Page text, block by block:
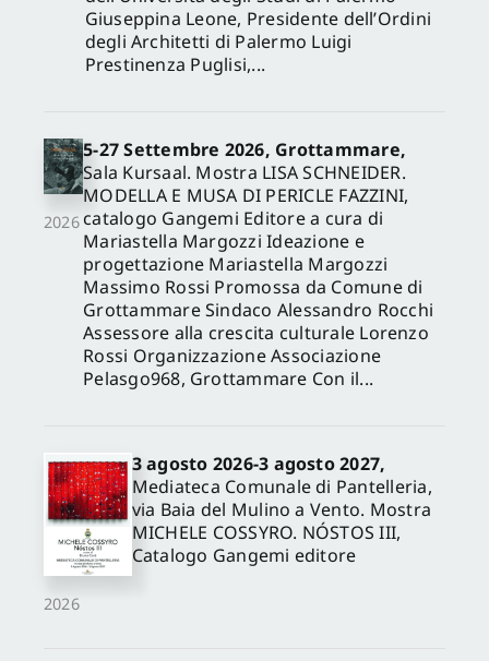
Giuseppina Leone, Presidente dell’Ordini
degli Architetti di Palermo Luigi
Prestinenza Puglisi,...
2026
5-27 Settembre 2026, Grottammare,
Sala Kursaal. Mostra LISA SCHNEIDER.
MODELLA E MUSA DI PERICLE FAZZINI,
catalogo Gangemi Editore a cura di
Mariastella Margozzi Ideazione e
progettazione Mariastella Margozzi
Massimo Rossi Promossa da Comune di
Grottammare Sindaco Alessandro Rocchi
Assessore alla crescita culturale Lorenzo
Rossi Organizzazione Associazione
Pelasgo968, Grottammare Con il...
2026
3 agosto 2026-3 agosto 2027,
Mediateca Comunale di Pantelleria,
via Baia del Mulino a Vento. Mostra
MICHELE COSSYRO. NÓSTOS III,
Catalogo Gangemi editore